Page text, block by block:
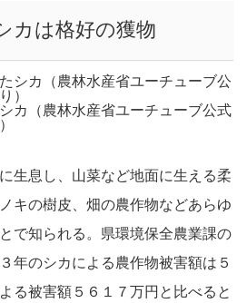
カは格好の獲物
カ（農林水産省ユーチューブ公式
生息し、山菜など地面に生える柔
キの樹皮、畑の農作物などあらゆ
で知られる。県環境保全農業課の
年のシカによる農作物被害額は５
る被害額５６１７万円と比べると